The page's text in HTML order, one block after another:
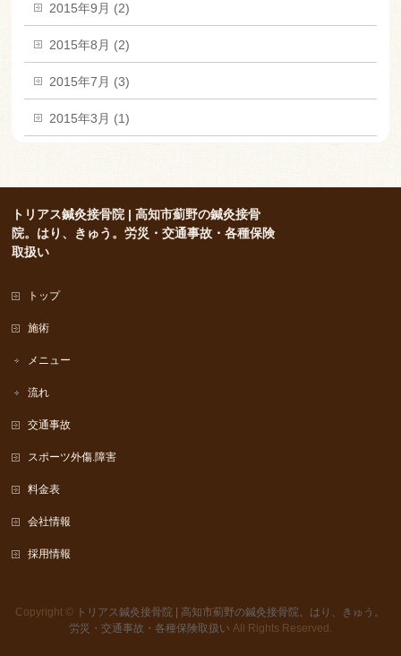
2015年9月 (2)
2015年8月 (2)
2015年7月 (3)
2015年3月 (1)
トリアス鍼灸接骨院 | 高知市薊野の鍼灸接骨
院。はり、きゅう。労災・交通事故・各種保険
取扱い
トップ
施術
メニュー
流れ
交通事故
スポーツ外傷.障害
料金表
会社情報
採用情報
Copyright ©
トリアス鍼灸接骨院 | 高知市薊野の鍼灸接骨院。はり、きゅう。
労災・交通事故・各種保険取扱い All Rights Reserved.